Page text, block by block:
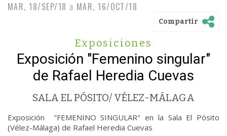
MAR, 18/SEP/18 a MAR, 16/OCT/18
Compartir
Exposiciones
Exposición "Femenino singular"
de Rafael Heredia Cuevas
SALA EL PÓSITO/ VÉLEZ-MÁLAGA
Exposición "FEMENINO SINGULAR" en la Sala El Pósito
(Vélez-Málaga) de Rafael Heredia Cuevas